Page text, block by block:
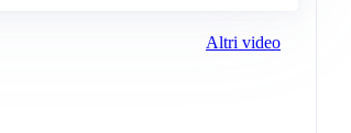
Altri video